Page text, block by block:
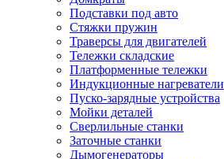
Подставки под авто
Стяжки пружин
Траверсы для двигателей
Тележки складские
Платформенные тележки
Индукционные нагреватели
Пуско-зарядные устройства
Мойки деталей
Сверлильные станки
Заточные станки
Дымогенераторы